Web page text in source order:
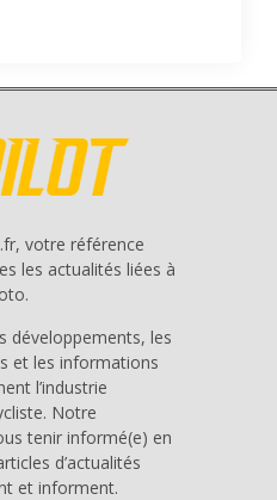
votre référence
les actualités liées à
développements, les
et les informations
l’industrie
Notre
tenir informé(e) en
d’actualités
et informent.